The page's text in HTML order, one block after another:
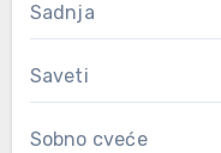
Sadnja
Saveti
Sobno cveće